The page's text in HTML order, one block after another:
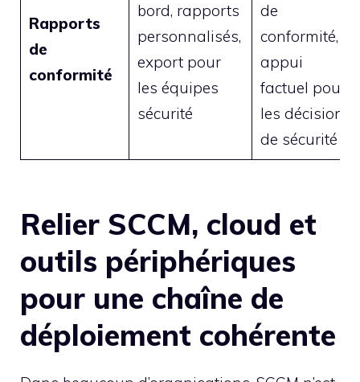
Rapports
de
conformité
bord, rapports
personnalisés,
export pour
les équipes
sécurité
de
conformité,
appui
factuel pour
les décisions
de sécurité
Relier SCCM, cloud et
outils périphériques
pour une chaîne de
déploiement cohérente